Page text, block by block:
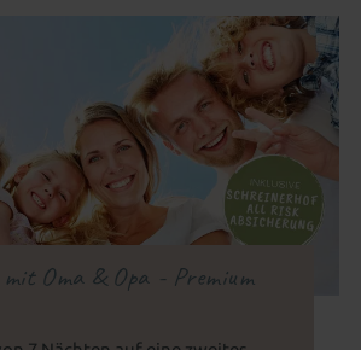
Oma & Opa - Premium